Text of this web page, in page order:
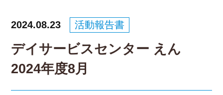
デイサービスセンター えん
2024年度8月
2024.08.23 活動報告書